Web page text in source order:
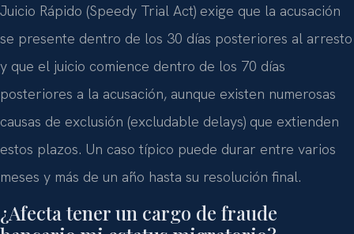
Juicio Rápido (Speedy Trial Act) exige que la acusación
se presente dentro de los 30 días posteriores al arresto
y que el juicio comience dentro de los 70 días
posteriores a la acusación, aunque existen numerosas
causas de exclusión (excludable delays) que extienden
estos plazos. Un caso típico puede durar entre varios
meses y más de un año hasta su resolución final.
¿Afecta tener un cargo de fraude